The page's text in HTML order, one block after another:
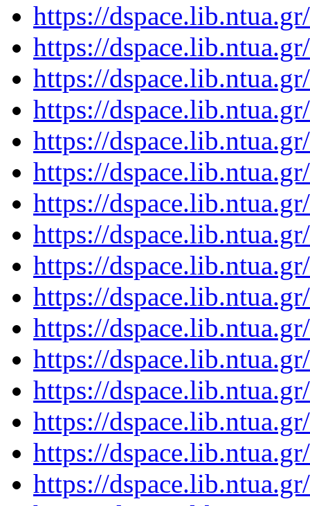
https://
https://
https://
https://
https://
https://
https://
https://
https://
https://
https://
https://
https://
https://
https://
https://